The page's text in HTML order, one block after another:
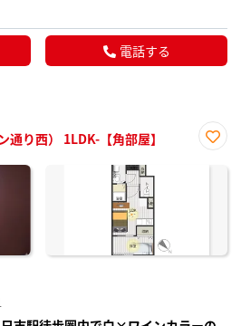
電話する
り西） 1LDK-【角部屋】
に入